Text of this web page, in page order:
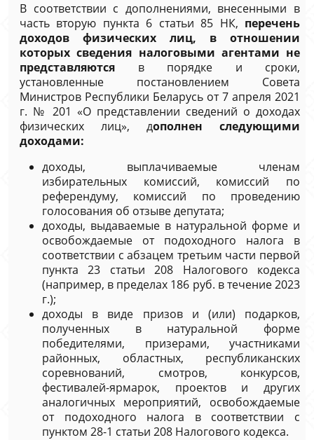
В соответствии с дополнениями, внесенными в
часть вторую пункта 6 статьи 85 НК, перечень
доходов физических лиц, в отношении
которых сведения налоговыми агентами не
представляются в порядке и сроки,
установленные постановлением Совета
Министров Республики Беларусь от 7 апреля 2021
г. № 201 «О представлении сведений о доходах
физических лиц», дополнен следующими
доходами:
доходы, выплачиваемые членам
избирательных комиссий, комиссий по
референдуму, комиссий по проведению
голосования об отзыве депутата;
доходы, выдаваемые в натуральной форме и
освобождаемые от подоходного налога в
соответствии с абзацем третьим части первой
пункта 23 статьи 208 Налогового кодекса
(например, в пределах 186 руб. в течение 2023
г.);
доходы в виде призов и (или) подарков,
полученных в натуральной форме
победителями, призерами, участниками
районных, областных, республиканских
соревнований, смотров, конкурсов,
фестивалей-ярмарок, проектов и других
аналогичных мероприятий, освобождаемые
от подоходного налога в соответствии с
пунктом 28-1 статьи 208 Налогового кодекса.